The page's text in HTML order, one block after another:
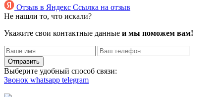
Отзыв в Яндекс Ссылка на отзыв
Не нашли то, что искали?
Укажите свои контактные данные и мы поможем вам!
Отправить
Выберите удобный способ связи:
Звонок whatsapp telegram